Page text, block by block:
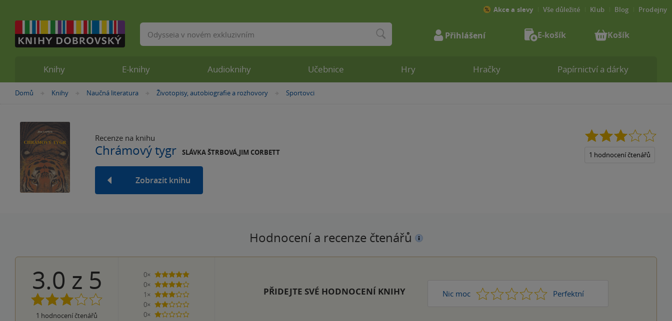
Nacházíte
Domů »
Knihy »
Naučná literatura »
Životopisy, autobiografie a rozhovory »
Sportovci
Recenze na knihu
Chrámový tygr SLÁVKA ŠTRBOVÁ,JIM CORBETT
Zobrazit knihu
3.0
1 hodnocení čtenářů
Hodnocení a recenze čtenářů
3.0 z 5
1 hodnocení čtenářů
0×
5 hvězdiček
0×
4 hvězdičky
1×
3 hvězdičky
0×
2 hvězdičky
0×
1 hvezdička
PŘIDEJTE SVÉ HODNOCENÍ KNIHY Nic moc 1 2 3 4 Perfektní
5
Knihy E-knihy Audioknihy Učebnice Hry Hračky Papírnictví a dárky
Akce a slevy Vše důležité Klub Blog Prodejny
Vyhledávání Přihlášení E-košík Košík